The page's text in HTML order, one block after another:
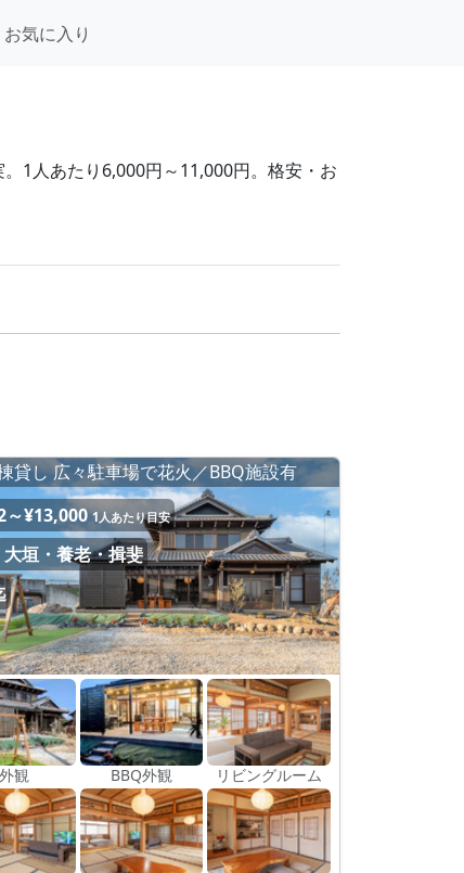
お気に入り
1人あたり6,000円～11,000円。格安・お
貸し 広々駐車場で花火／BBQ施設有
～¥13,000 1人あたり目安
垣・養老・揖斐
外観 BBQ外観 リビングルーム